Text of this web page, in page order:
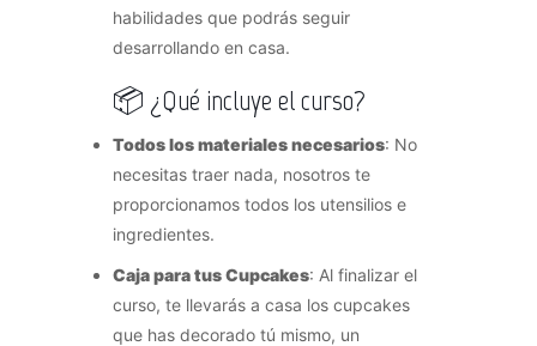
habilidades que podrás seguir
desarrollando en casa.
📦 ¿Qué incluye el curso?
Todos los materiales necesarios: No
necesitas traer nada, nosotros te
proporcionamos todos los utensilios e
ingredientes.
Caja para tus Cupcakes: Al finalizar el
curso, te llevarás a casa los cupcakes
que has decorado tú mismo, un